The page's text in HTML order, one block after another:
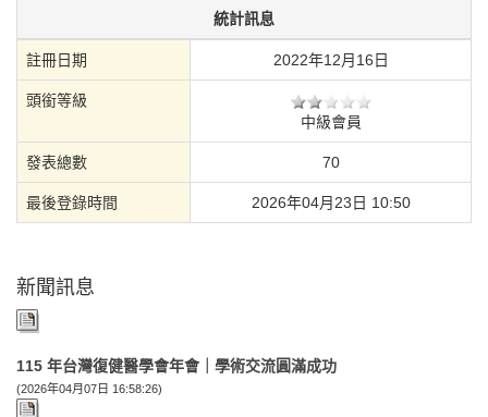
統計訊息
註冊日期 2022年12月16日
頭銜等級
中級會員
發表總數 70
最後登錄時間 2026年04月23日 10:50
新聞訊息
115 年台灣復健醫學會年會｜學術交流圓滿成功
(2026年04月07日 16:58:26)